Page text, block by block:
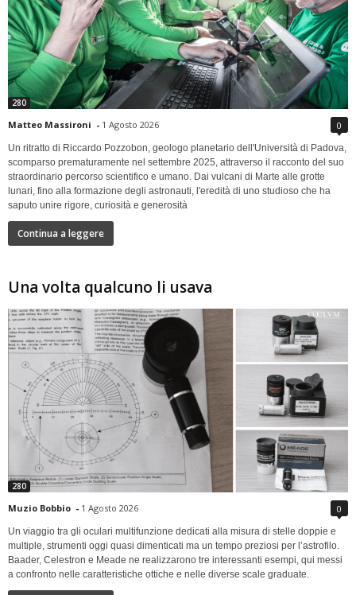
280
Matteo Massironi - 1 Agosto 2026 0
Un ritratto di Riccardo Pozzobon, geologo planetario dell'Università di Padova,
scomparso prematuramente nel settembre 2025, attraverso il racconto del suo
straordinario percorso scientifico e umano. Dai vulcani di Marte alle grotte
lunari, fino alla formazione degli astronauti, l'eredità di uno studioso che ha
saputo unire rigore, curiosità e generosità
Continua a leggere
Una volta qualcuno li usava
280
Muzio Bobbio - 1 Agosto 2026 0
Un viaggio tra gli oculari multifunzione dedicati alla misura di stelle doppie e
multiple, strumenti oggi quasi dimenticati ma un tempo preziosi per l’astrofilo.
Baader, Celestron e Meade ne realizzarono tre interessanti esempi, qui messi
a confronto nelle caratteristiche ottiche e nelle diverse scale graduate.